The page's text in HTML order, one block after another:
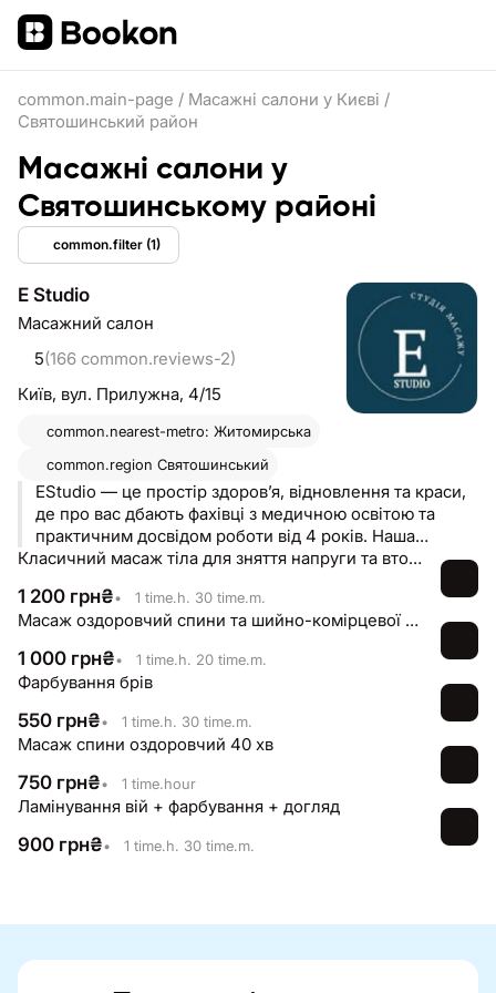
common.main-page / Масажні салони у Києві /
Святошинський район
Масажні салони у
Святошинському районі
common.filter (1)
E Studio
Масажний салон
5(166 common.reviews-2)
Київ, вул. Прилужна, 4/15
common.nearest-metro: Житомирська
common.region Святошинський
EStudio — це простір здоров’я, відновлення та краси,
де про вас дбають фахівці з медичною освітою та
практичним досвідом роботи від 4 років. Наша
команда реабілітологів допомагає позбутися болю,
підтримувати здоров’я опорно-рухового апарату. Ми
підбираємо процедури індивідуально, враховуючи
ваші потреби, скарги та цілі.
Класичний масаж тіла для зняття напруги та втоми 60 хв
1 200 грн₴• 1 time.h. 30 time.m.
Масаж оздоровчий спини та шийно-комірцевої зони + масаж рук в подарунок
1 000 грн₴• 1 time.h. 20 time.m.
Фарбування брів
550 грн₴• 1 time.h. 30 time.m.
Масаж спини оздоровчий 40 хв
750 грн₴• 1 time.hour
Ламінування вій + фарбування + догляд
900 грн₴• 1 time.h. 30 time.m.